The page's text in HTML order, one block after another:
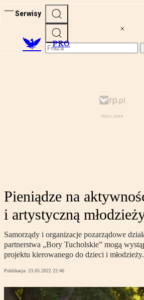
Serwisy
PRO
Pieniądze na
i artystyczną
Samorządy i organizacje pozarządowe
partnerstwa „Bory Tucholskie” mogą
projektu kierowanego do dzieci i młodzieży.
Publikacja: 23.05.2022 22:46